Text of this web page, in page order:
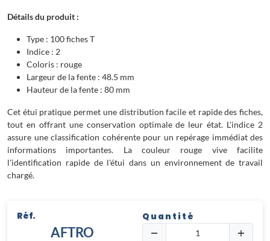
Détails du produit :
Type : 100 fiches T
Indice : 2
Coloris : rouge
Largeur de la fente : 48.5 mm
Hauteur de la fente : 80 mm
Cet étui pratique permet une distribution facile et rapide des fiches,
tout en offrant une conservation optimale de leur état. L'indice 2
assure une classification cohérente pour un repérage immédiat des
informations importantes. La couleur rouge vive facilite
l'identification rapide de l'étui dans un environnement de travail
chargé.
Réf.
AFTRO
Quantité